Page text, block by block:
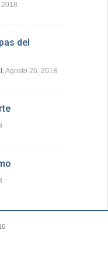
del
, Agosto 26, 2018